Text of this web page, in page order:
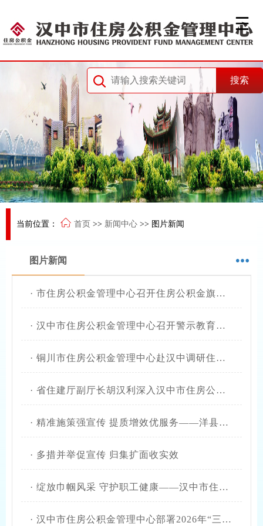
当前位置： 首页 >> 新闻中心 >> 图片新闻
图片新闻
· 市住房公积金管理中心召开住房公积金旗舰店及便民服务点管理工作会议
· 汉中市住房公积金管理中心召开警示教育会议
· 铜川市住房公积金管理中心赴汉中调研住房公积金便民服务旗舰店建设
· 省住建厅副厅长胡汉利深入汉中市住房公积金管理中心调研指导点赞“智慧公积金”与“金银合作”新模式
· 精准施策强宣传 提质增效优服务——洋县管理部扎实推进住房公积金政策宣传月活动
· 多措并举促宣传 归集扩面收实效
· 绽放巾帼风采 守护职工健康——汉中市住房公积金管理中心 “三八” 妇女节系列活动有声有色
· 汉中市住房公积金管理中心部署2026年“三个年”活动以实干实绩提升“三服务”质效